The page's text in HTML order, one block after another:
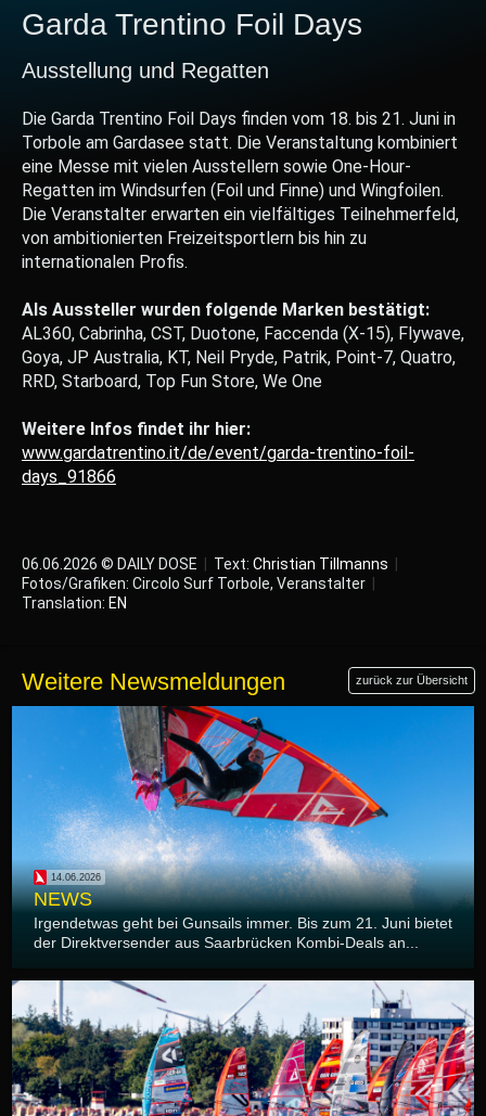
Garda Trentino Foil Days
Ausstellung und Regatten
Die Garda Trentino Foil Days finden vom 18. bis 21. Juni in
Torbole am Gardasee statt. Die Veranstaltung kombiniert
eine Messe mit vielen Ausstellern sowie One-Hour-
Regatten im Windsurfen (Foil und Finne) und Wingfoilen.
Die Veranstalter erwarten ein vielfältiges Teilnehmerfeld,
von ambitionierten Freizeitsportlern bis hin zu
internationalen Profis.
Als Aussteller wurden folgende Marken bestätigt:
AL360, Cabrinha, CST, Duotone, Faccenda (X-15), Flywave,
Goya, JP Australia, KT, Neil Pryde, Patrik, Point-7, Quatro,
RRD, Starboard, Top Fun Store, We One
Weitere Infos findet ihr hier:
www.gardatrentino.it/de/event/garda-trentino-foil-
days_91866
06.06.2026 © DAILY DOSE | Text: Christian Tillmanns |
Fotos/Grafiken: Circolo Surf Torbole, Veranstalter |
Translation: EN
Weitere Newsmeldungen zurück zur Übersicht
14.06.2026
NEWS
Irgendetwas geht bei Gunsails immer. Bis zum 21. Juni bietet
der Direktversender aus Saarbrücken Kombi-Deals an...